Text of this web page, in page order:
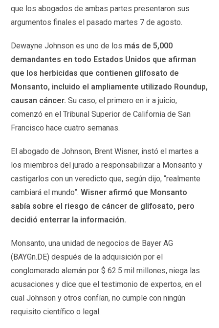
que los abogados de ambas partes presentaron sus
argumentos finales el pasado martes 7 de agosto.
Dewayne Johnson es uno de los más de 5,000
demandantes en todo Estados Unidos que afirman
que los herbicidas que contienen glifosato de
Monsanto, incluido el ampliamente utilizado Roundup,
causan cáncer. Su caso, el primero en ir a juicio,
comenzó en el Tribunal Superior de California de San
Francisco hace cuatro semanas.
El abogado de Johnson, Brent Wisner, instó el martes a
los miembros del jurado a responsabilizar a Monsanto y
castigarlos con un veredicto que, según dijo, “realmente
cambiará el mundo”.Wisner afirmó que Monsanto
sabía sobre el riesgo de cáncer de glifosato, pero
decidió enterrar la información.
Monsanto, una unidad de negocios de Bayer AG
(BAYGn.DE) después de la adquisición por el
conglomerado alemán por $ 62.5 mil millones, niega las
acusaciones y dice que el testimonio de expertos, en el
cual Johnson y otros confían, no cumple con ningún
requisito científico o legal.